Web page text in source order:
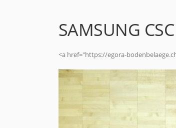
SAMSUNG CSC
<a href="https://egora-